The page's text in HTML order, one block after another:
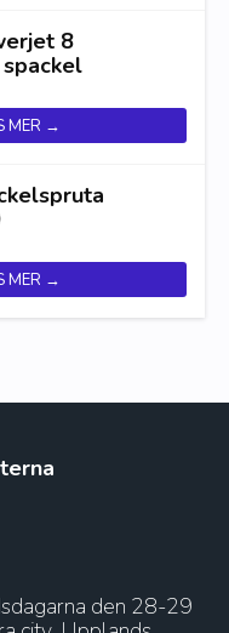
8
MER →
MER →
den 28-29